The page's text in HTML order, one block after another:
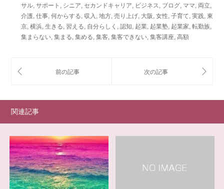
サル, サポート , シニア, セカンドキャリア, ビジネス, ブログ, ママ, 両立,
介護, 仕事, 何からする, 収入 , 地方, 売り上げ, 大阪 , 女性, 子育て, 実践, 東
京, 横浜, 生きる, 習える, 自分らしく , 認知, 起業, 起業塾, 起業家, 転勤族,
集まらない, 集まる, 集める, 集客, 集客できない, 集客講座, 高額
関連記事